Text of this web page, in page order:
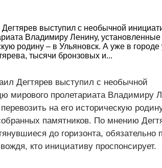
выступил с необычной
Владимиру Ленину,
родину – в Ульяновск. А уже в городе
тысячи бронзовых и...
Дегтярев выступил с необычной
мирового пролетариата Владимиру
на его историческую
памятников. По мнению
до горизонта, обязательно
кто инициативу проспонсирует.